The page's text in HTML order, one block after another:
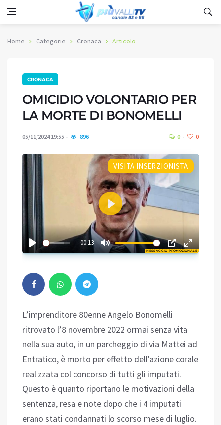
Home Categorie Cronaca Articolo
CRONACA
OMICIDIO VOLONTARIO PER
LA MORTE DI BONOMELLI
05/11/2024 19:55 896 0 0
MESSAGGIO PROMOZIONALE
VISITA INSERZIONISTA
00:13
Play
02:00
L’imprenditore 80enne Angelo Bonomelli
ritrovato l’8 novembre 2022 ormai senza vita
nella sua auto, in un parcheggio di via Mattei ad
Entratico, è morto per effetto dell’azione corale
realizzata col concorso di tutti gli imputati.
Questo è quanto riportano le motivazioni della
sentenza, resa e note dopo che i 4 imputati
erano stati condannati lo scorso mese di luglio.